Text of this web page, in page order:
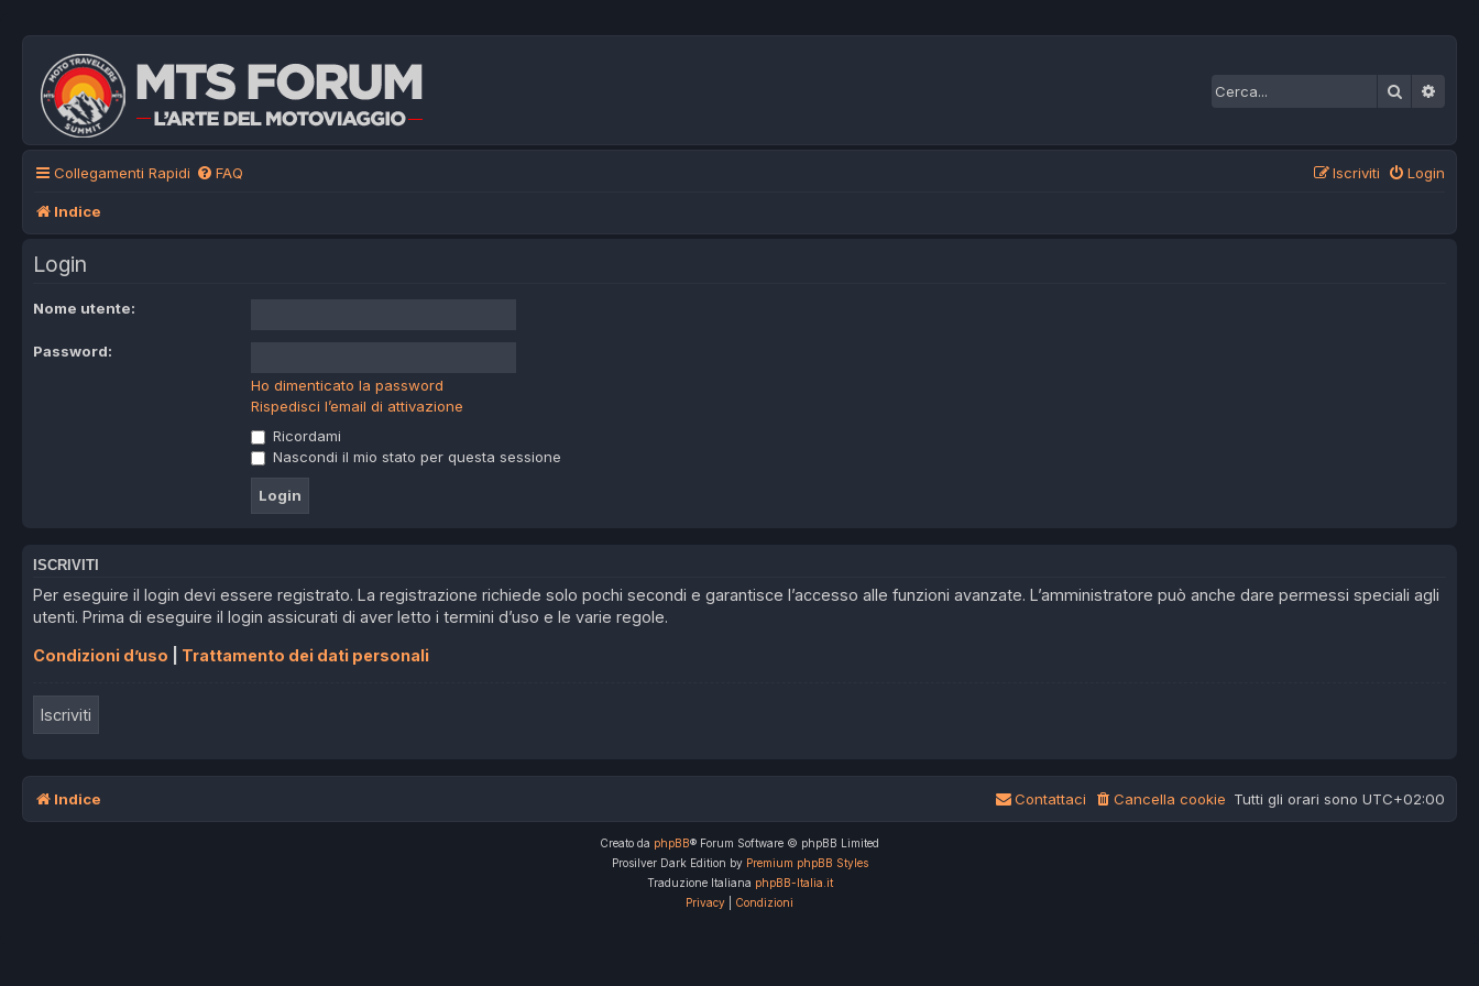
Cerca
Collegamenti Rapidi FAQ Login
Iscriviti
Indice
Login
Nome utente:
Password:
Ho dimenticato la password
Rispedisci l’email di attivazione
Ricordami
Nascondi il mio stato per questa sessione
ISCRIVITI
Per eseguire il login devi essere registrato. La registrazione richiede solo pochi secondi e garantisce l’accesso alle funzioni avanzate. L’amministratore può anche dare permessi speciali agli
utenti. Prima di eseguire il login assicurati di aver letto i termini d’uso e le varie regole.
Condizioni d’uso Trattamento dei dati personali
Iscriviti
Indice Tutti gli orari sono UTC+02:00
Cancella cookie
Contattaci
Creato da phpBB® Forum Software © phpBB Limited
Prosilver Dark Edition by Premium phpBB Styles
Traduzione Italiana phpBB-Italia.it
Privacy
Condizioni